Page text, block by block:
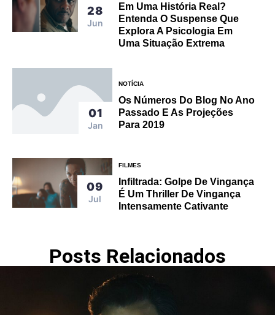
28
Jun
Em Uma História Real?
Entenda O Suspense Que
Explora A Psicologia Em
Uma Situação Extrema
01
Jan
NOTÍCIA
Os Números Do Blog No Ano
Passado E As Projeções
Para 2019
09
Jul
FILMES
Infiltrada: Golpe De Vingança
É Um Thriller De Vingança
Intensamente Cativante
Posts Relacionados